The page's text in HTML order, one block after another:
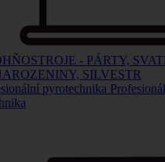
- PÁRTY,
SILVESTR